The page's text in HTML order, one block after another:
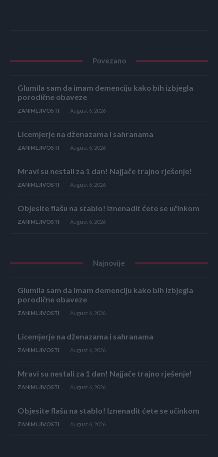
Povezano
Glumila sam da imam demenciju kako bih izbjegla
porodične obaveze
ZANIMLJIVOSTI August 6, 2026
Licemjerje na dženazama i sahranama
ZANIMLJIVOSTI August 6, 2026
Mravi su nestali za 1 dan! Najjače trajno rješenje!
ZANIMLJIVOSTI August 6, 2026
Objesite flašu na stablo! Iznenadit ćete se učinkom
ZANIMLJIVOSTI August 6, 2026
Najnovije
Glumila sam da imam demenciju kako bih izbjegla
porodične obaveze
ZANIMLJIVOSTI August 6, 2026
Licemjerje na dženazama i sahranama
ZANIMLJIVOSTI August 6, 2026
Mravi su nestali za 1 dan! Najjače trajno rješenje!
ZANIMLJIVOSTI August 6, 2026
Objesite flašu na stablo! Iznenadit ćete se učinkom
ZANIMLJIVOSTI August 6, 2026